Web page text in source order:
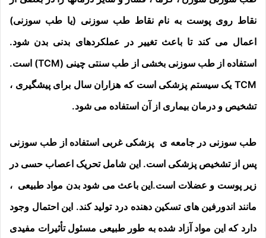
نقاط روی پوست به نام نقاط طب سوزنی (یا طب سوزنی)
اعمال می کند تا باعث تغییر در عملکردهای بدنی بدن شود.
استفاده از طب سوزنی بخشی از طب سنتی چینی (TCM) است.
TCM یک سیستم پزشکی است که هزاران سال برای پیشگیری ،
تشخیص و درمان بیماری از آن استفاده می شود.
طب سوزنی در جامعه ی پزشکی غربی استفاده از طب سوزنی
پس از تشخیص پزشکی است. این شامل تحریک اعصاب حسی در
زیر پوست و عضلات است.این باعث می شود بدن مواد طبیعی ،
مانند اندورفین های تسکین دهنده درد تولید کند. این احتمال وجود
دارد که این مواد آزاد شده به طور طبیعی مسئول تأثیرات مفیدی